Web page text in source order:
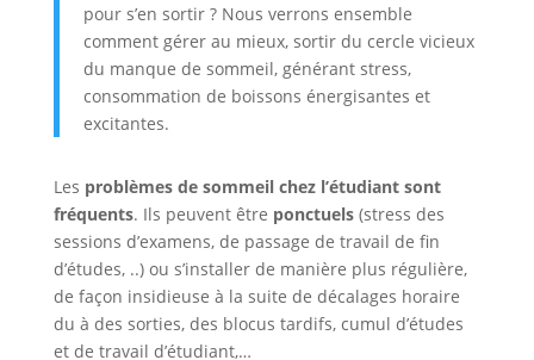
pour s’en sortir ? Nous verrons ensemble
comment gérer au mieux, sortir du cercle vicieux
du manque de sommeil, générant stress,
consommation de boissons énergisantes et
excitantes.
Les problèmes de sommeil chez l’étudiant sont
fréquents. Ils peuvent être ponctuels(stress des
sessions d’examens, de passage de travail de fin
d’études, ..) ou s’installer de manière plus régulière,
de façon insidieuse à la suite de décalages horaire
du à des sorties, des blocus tardifs, cumul d’études
et de travail d’étudiant,…